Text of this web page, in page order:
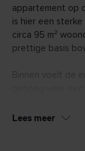
appartement op
is hier een
circa 95 m²
prettige basis
Binnen voelt de
betekent zon in
Lees meer